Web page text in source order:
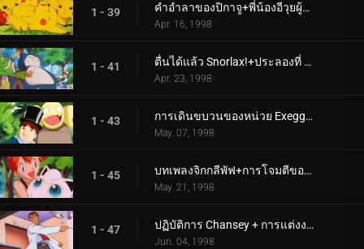
1 - 39 คำอำลาของปิกาจู+พี่น้องอีวุยผู้ต่อสู้
Apr. 16, 1998
1 - 41 ตื่นได้แล้ว Snorlax!+ประลองที่ Dark City
Apr. 23, 1998
1 - 43 การเดินขบวนของหน่วย Exeggutor+ปัญหากับ Paras
May. 07, 1998
1 - 45 บทเพลงจิกกลีพัฟ+การโจมตีของโปเกมอนยุคก่อนประวัติศาสตร์
May. 21, 1998
1 - 47 ปฏิบัติการ Chansey + การแต่งงานอันศักดิ์สิทธิ์!
Jun. 04, 1998